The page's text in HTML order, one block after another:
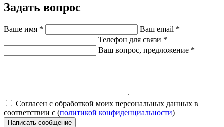
Задать вопрос
Ваше имя * Ваш email *
Телефон для связи *
Ваш вопрос, предложение *
Согласен с обработкой моих персональных данных в
соответствии с (политикой конфиденциальности)
Написать сообщение